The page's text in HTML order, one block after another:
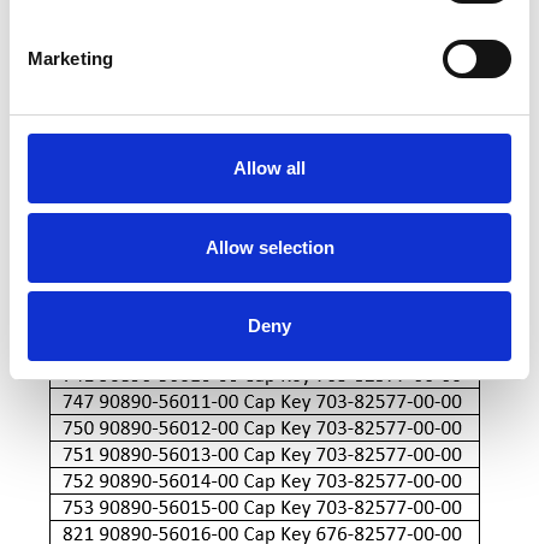
Marketing
Allow all
Allow selection
Deny